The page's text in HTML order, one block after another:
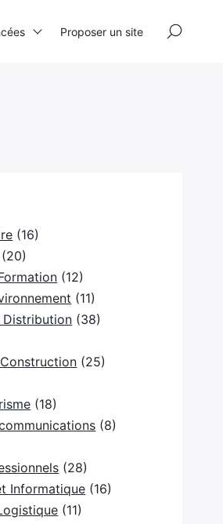
(16)
(20)
(12)
(11)
Distribution (38)
(25)
(18)
(8)
(28)
Informatique (16)
(11)
Proposer un site